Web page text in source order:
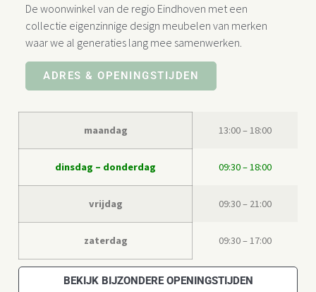
De woonwinkel van de regio Eindhoven met een
collectie eigenzinnige design meubelen van merken
waar we al generaties lang mee samenwerken.
ADRES & OPENINGSTIJDEN
maandag 13:00 – 18:00
dinsdag – donderdag 09:30 – 18:00
vrijdag 09:30 – 21:00
zaterdag 09:30 – 17:00
BEKIJK BIJZONDERE OPENINGSTIJDEN